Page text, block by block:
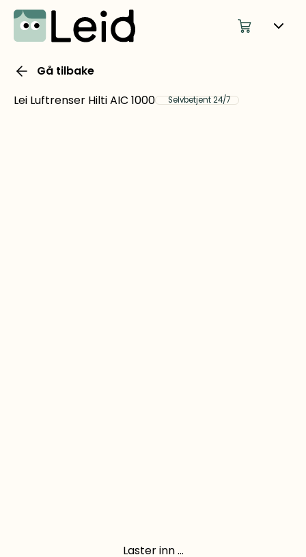
Gå tilbake
Lei Luftrenser Hilti AIC 1000
Selvbetjent 24/7
Laster inn ...